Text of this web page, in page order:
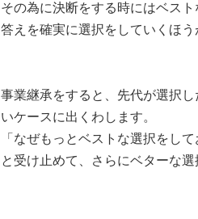
その為に決断をする時にはベス
答えを確実に選択をしていくほ
事業継承をすると、先代が選択
いケースに出くわします。
「なぜもっとベストな選択をし
と受け止めて、さらにベターな